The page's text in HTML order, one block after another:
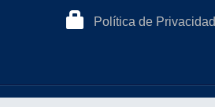
Política de Privacidad